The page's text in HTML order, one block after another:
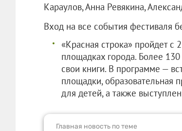
Караулов, Анна Ревякина,
Вход на все события фестиваля
«Красная строка» пройдет с
площадках города. Более
свои книги. В программе —
площадки, образовательная
для детей, а также
Главная новость по теме